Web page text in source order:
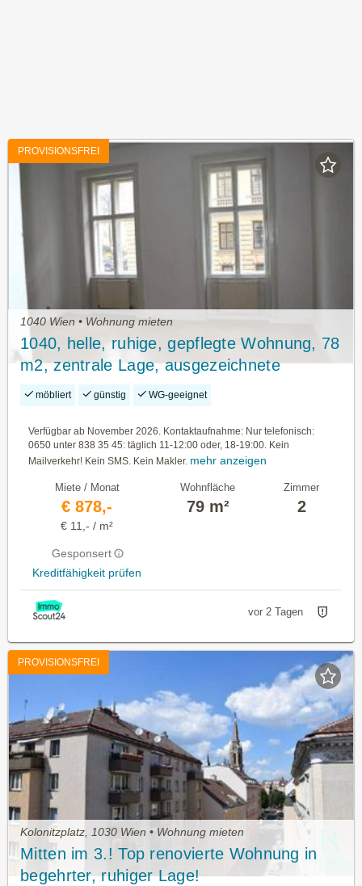
PROVISIONSFREI
1040 Wien • Wohnung mieten
1040, helle, ruhige, gepflegte Wohnung, 78
m2, zentrale Lage, ausgezeichnete
Infrastruktur
möbliert günstig WG-geeignet
Verfügbar ab November 2026. Kontaktaufnahme: Nur telefonisch:
0650 unter 838 35 45: täglich 11-12:00 oder, 18-19:00. Kein
Mailverkehr! Kein SMS. Kein Makler. mehr anzeigen
Miete / Monat
€ 878,-
€ 11,- / m²
Gesponsert
Kreditfähigkeit prüfen
Wohnfläche
79 m²
Zimmer
2
vor 2 Tagen
PROVISIONSFREI
Kolonitzplatz, 1030 Wien • Wohnung mieten
Mitten im 3.! Top renovierte Wohnung in
begehrter, ruhiger Lage!